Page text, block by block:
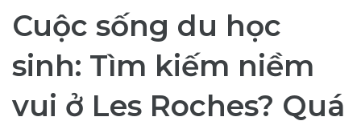
Cuộc sống du học
sinh: Tìm kiếm niềm
vui ở Les Roches? Quá